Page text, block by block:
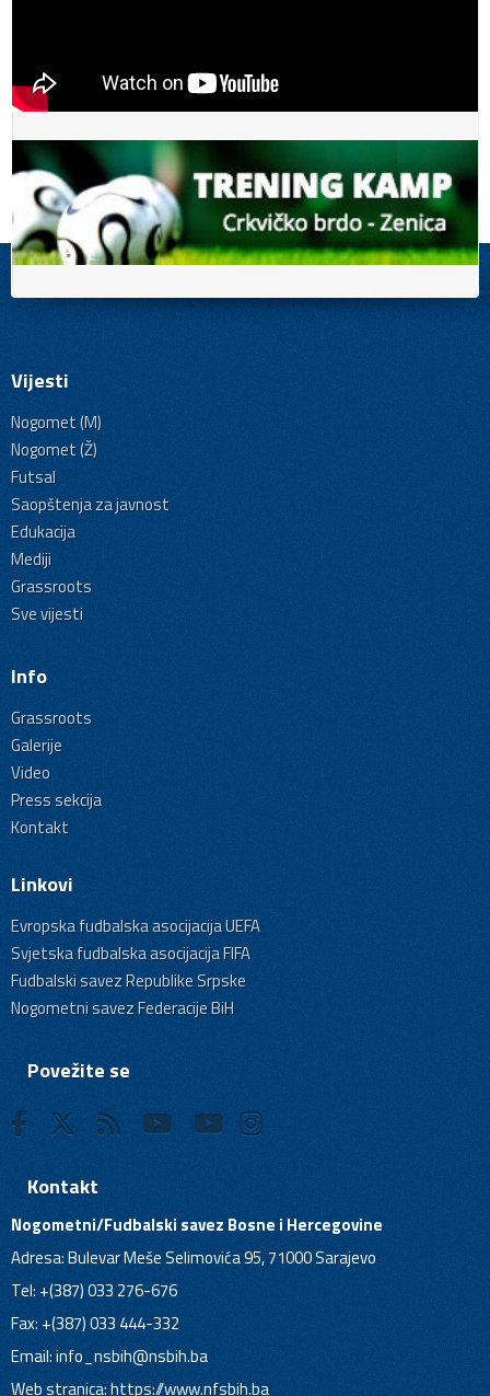
Vijesti
Nogomet (M)
Nogomet (Ž)
Futsal
Saopštenja za javnost
Edukacija
Mediji
Grassroots
Sve vijesti
Info
Grassroots
Galerije
Video
Press sekcija
Kontakt
Linkovi
Evropska fudbalska asocijacija UEFA
Svjetska fudbalska asocijacija FIFA
Fudbalski savez Republike Srpske
Nogometni savez Federacije BiH
Povežite se
Kontakt
Nogometni/Fudbalski savez Bosne i Hercegovine
Adresa: Bulevar Meše Selimovića 95, 71000 Sarajevo
Tel: +(387) 033 276-676
Fax: +(387) 033 444-332
Email:info_nsbih@nsbih.ba
Web stranica: https://www.nfsbih.ba